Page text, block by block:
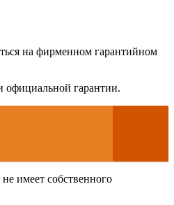
на фирменном гарантийном
официальной гарантии.
имеет собственного